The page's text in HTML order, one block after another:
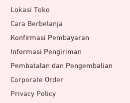
Lokasi Toko
Cara Berbelanja
Konfirmasi Pembayaran
Informasi Pengiriman
Pembatalan dan Pengembalian
Corporate Order
Privacy Policy